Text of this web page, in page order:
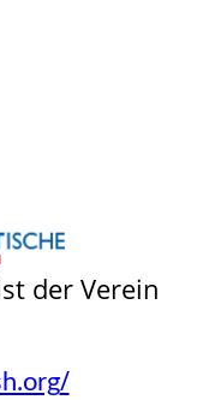
der Verein
/